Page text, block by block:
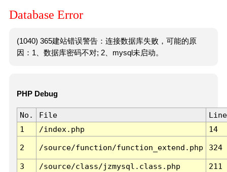
Database Error
(1040) 365建站错误警告：连接数据库失败，可能的原
因：1、数据库密码不对; 2、mysql未启动。
PHP Debug
No. File
Line
1
/index.php 14
2 /source/function/function_extend.php 324
3 /source/class/jzmysql.class.php
211